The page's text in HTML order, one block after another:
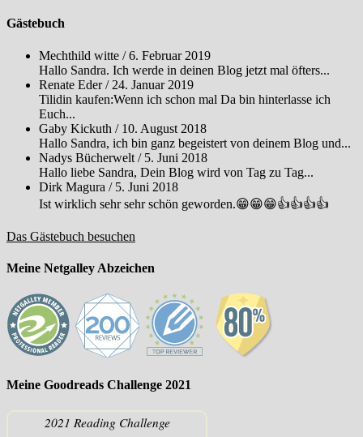
Gästebuch
Mechthild witte /6. Februar 2019
Hallo Sandra. Ich werde in deinen Blog jetzt mal öfters...
Renate Eder/ 24. Januar 2019
Tilidin kaufen:Wenn ich schon mal Da bin hinterlasse ich
Euch...
Gaby Kickuth / 10. August 2018
Hallo Sandra, ich bin ganz begeistert von deinem Blog und...
Nadys Bücherwelt / 5. Juni 2018
Hallo liebe Sandra, Dein Blog wird von Tag zu Tag...
Dirk Magura / 5. Juni 2018
Ist wirklich sehr sehr schön geworden.😁😁😁👍👍👍👍
Das Gästebuch besuchen
Meine Netgalley Abzeichen
Meine Goodreads Challenge 2021
2021 Reading Challenge